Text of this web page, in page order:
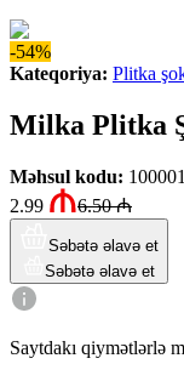
-54%
Kateqoriya: Plitka
Milka Plitka
Məhsul kodu:
2.99
6.50₼
Səbətə əlavə et
Səbətə əlavə et
Saytdakı qiymətlərlə